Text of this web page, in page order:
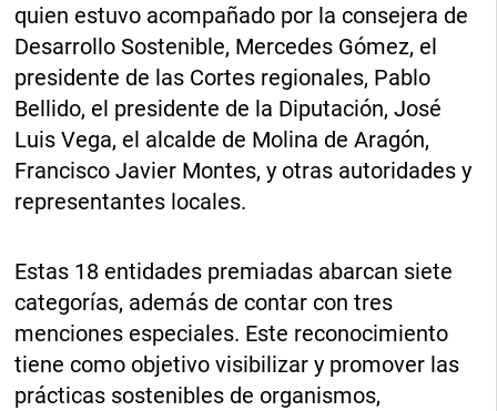
quien estuvo acompañado por la consejera de
Desarrollo Sostenible, Mercedes Gómez, el
presidente de las Cortes regionales, Pablo
Bellido, el presidente de la Diputación, José
Luis Vega, el alcalde de Molina de Aragón,
Francisco Javier Montes, y otras autoridades y
representantes locales.
Estas 18 entidades premiadas abarcan siete
categorías, además de contar con tres
menciones especiales. Este reconocimiento
tiene como objetivo visibilizar y promover las
prácticas sostenibles de organismos,